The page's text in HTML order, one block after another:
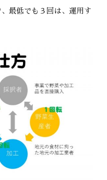
最低でも３回は、運用す